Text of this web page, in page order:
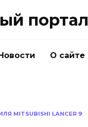
портал
О сайте
MITSUBISHI LANCER 9